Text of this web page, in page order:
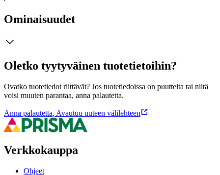
Ominaisuudet
Oletko tyytyväinen tuotetietoihin?
Ovatko tuotetiedot riittävät? Jos tuotetiedoissa on puutteita tai niitä
voisi muuten parantaa, anna palautetta.
Anna palautetta, Avautuu uuteen välilehteen
Verkkokauppa
Ohjeet